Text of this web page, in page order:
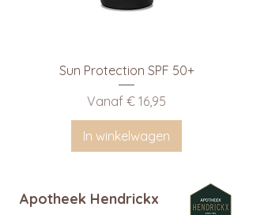
Sun Protection SPF 50+
Vanaf € 16,95
Verkoopprijs
In winkelwagen
Apotheek Hendrickx